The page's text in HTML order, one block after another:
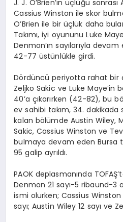
J. J. O’Brien’ın üçlüğü
Cassius Winston ile skor
O’Brien ile bir üçlük daha
Takımı, iyi oyununu Luke
Denmon’ın sayılarıyla
42-77 üstünlükle girdi.
Dördüncü periyotta rahat bir
Zeljko Sakic ve Luke Maye’in
40’a çıkarırken (42-82), bu
ev sahibi takım, 34. dakikada
kalan bölümde Austin Wiley,
Sakic, Cassius Winston ve
bulmaya devam eden Bursa
95 galip ayrıldı.
PAOK deplasmanında
Denmon 21 sayı-5 ribaund-3
ismi olurken; Cassius Winston
sayı; Austin Wiley 12 sayı ve